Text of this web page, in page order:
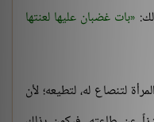
بات غضبان عليها لعنتها
لتنصاع له، لتطيعه؛ لأن